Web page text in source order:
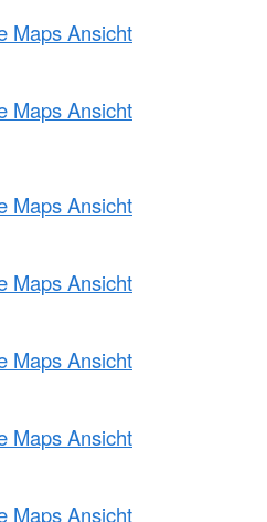
Maps Ansicht
Maps Ansicht
Maps Ansicht
Maps Ansicht
Maps Ansicht
Maps Ansicht
Maps Ansicht